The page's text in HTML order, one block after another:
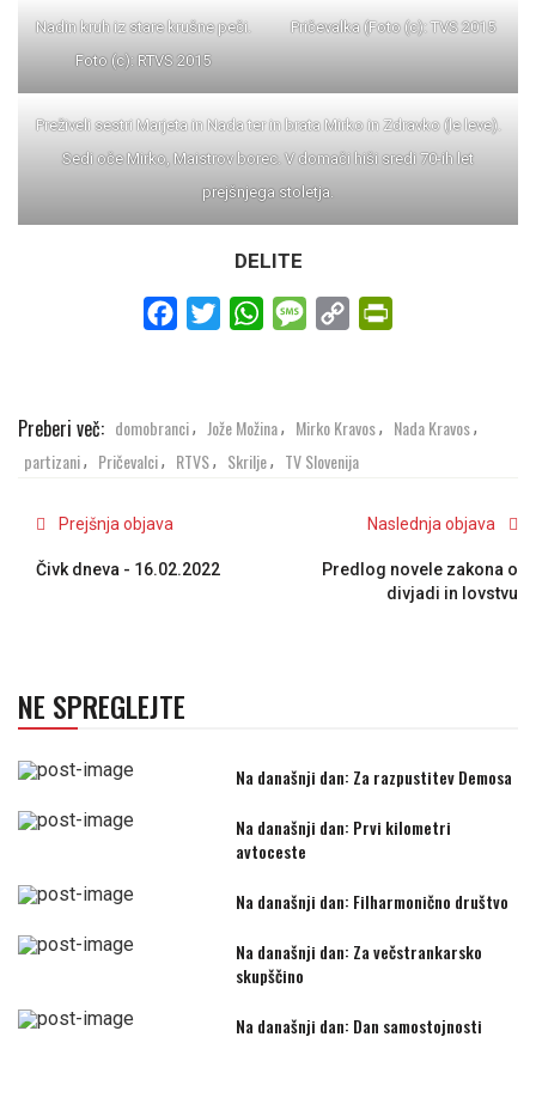
Nadin kruh iz stare krušne peči.
Foto (c): RTVS 2015
Pričevalka (Foto (c): TVS 2015
Preživeli sestri Marjeta in Nada ter in brata Mirko in Zdravko (le leve).
Sedi oče Mirko, Maistrov borec. V domači hiši sredi 70-ih let
prejšnjega stoletja.
DELITE
Facebook
TwitterWhatsAppMessage
Copy
Link
Preberi več: domobranci, Jože Možina, Mirko Kravos, Nada Kravos,
partizani, Pričevalci, RTVS, Skrilje, TV Slovenija
Prejšnja objava
Čivk dneva - 16.02.2022
Naslednja objava
Predlog novele zakona o
divjadi in lovstvu
NE SPREGLEJTE
Na današnji dan: Za razpustitev Demosa
Na današnji dan: Prvi kilometri
avtoceste
Na današnji dan: Filharmonično društvo
Na današnji dan: Za večstrankarsko
skupščino
Na današnji dan: Dan samostojnosti